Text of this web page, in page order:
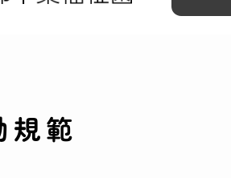
規範